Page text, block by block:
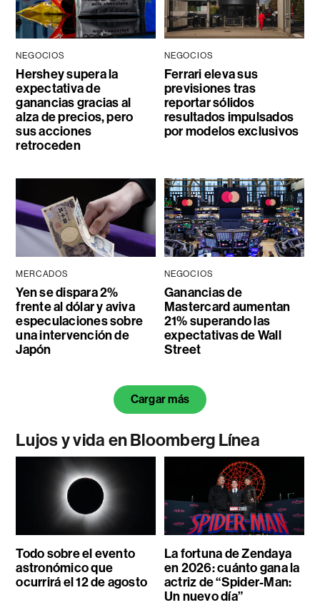
NEGOCIOS
Hershey supera la
expectativa de
ganancias gracias al
alza de precios, pero
sus acciones
retroceden
NEGOCIOS
Ferrari eleva sus
previsiones tras
reportar sólidos
resultados impulsados
por modelos exclusivos
MERCADOS
Yen se dispara 2%
frente al dólar y aviva
especulaciones sobre
una intervención de
Japón
NEGOCIOS
Ganancias de
Mastercard aumentan
21% superando las
expectativas de Wall
Street
Cargar más
Lujos y vida en Bloomberg Línea
Todo sobre el evento
astronómico que
ocurrirá el 12 de agosto
La fortuna de Zendaya
en 2026: cuánto gana la
actriz de “Spider-Man:
Un nuevo día”